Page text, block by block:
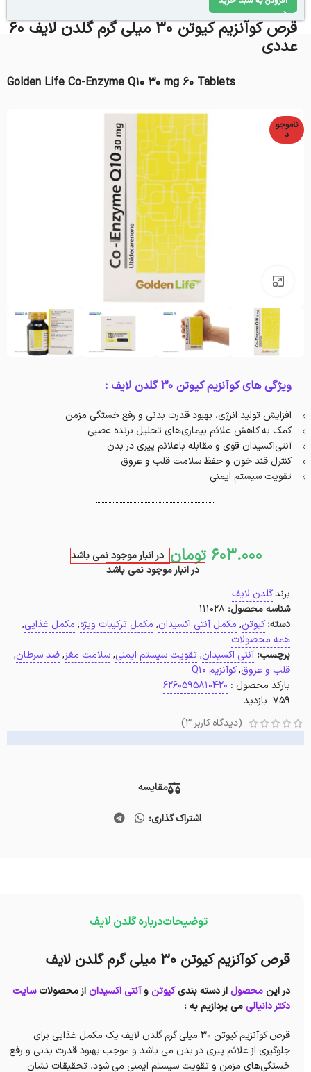
قرص کوآنزیم کیوتن 30 میلی گرم گلدن لایف 60
عددی
Golden Life Co-Enzyme Q10 30 mg 60 Tablets
ناموجو
د
ویژگی های کوآنزیم کیوتن 30 گلدن لایف :
افزایش تولید انرژی، بهبود قدرت بدنی و رفع خستگی مزمن
کمک به کاهش علائم بیماری‌های تحلیل برنده عصبی
آنتی‌اکسیدان قوی و مقابله باعلائم پیری در بدن
کنترل قند خون و حفظ سلامت قلب و عروق
تقویت سیستم ایمنی
603.000 تومان در انبار موجود نمی باشد
در انبار موجود نمی باشد
برندگلدن لایف
شناسه محصول: 111028
دسته:کیوتن, مکمل آنتی اکسیدان, مکمل ترکیبات ویژه, مکمل غذایی,
همه محصولات
برچسب: آنتی اکسیدان,تقویت سیستم ایمنی,سلامت مغز,ضد سرطان,
قلب و عروق,کوآنزیم Q10
بارکد محصول : 6260595810420
759 بازدید
(دیدگاه کاربر 3
)
مقایسه
اشتراک گذاری:
توضیحاتدرباره گلدن لایف
قرص کوآنزیم کیوتن 30 میلی گرم گلدن لایف
در این محصول از دسته بندیکیوتن وآنتی اکسیدان از محصولاتسایت
دکتر دانیالیمی پردازیم به :
قرص کوآنزیم کیوتن 30 میلی گرم گلدن لایف یک مکمل غذایی برای
جلوگیری از علائم پیری در بدن می باشد و موجب بهبود قدرت بدنی و رفع
خستگی‌های مزمن و تقویت سیستم ایمنی می شود. تحقیقات نشان